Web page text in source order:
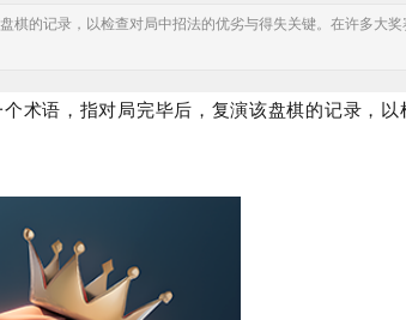
的记录，以检查对局中招法的优劣与得失关键。在许多大奖
术语，指对局完毕后，复演该盘棋的记录，以